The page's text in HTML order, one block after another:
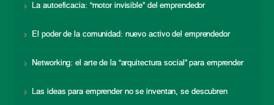
La autoeficacia: “motor invisible” del emprendedor
El poder de la comunidad: nuevo activo del emprendedor
Networking: el arte de la “arquitectura social” para emprender
Las ideas para emprender no se inventan, se descubren